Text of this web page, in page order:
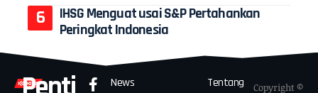
IHSG Menguat usai S&P Pertahankan
Peringkat Indonesia
News
Tentang
Copyright ©